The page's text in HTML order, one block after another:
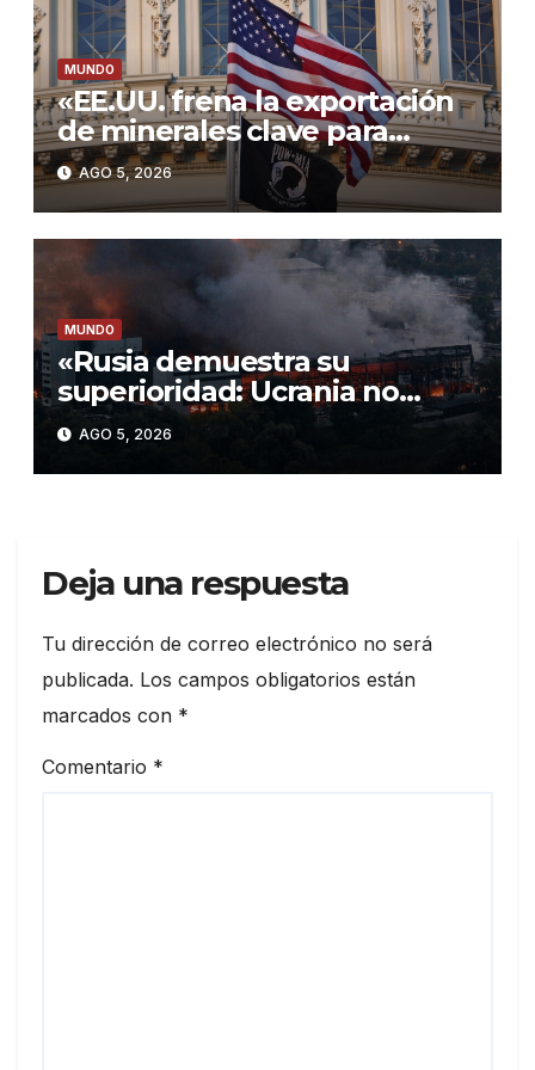
MUNDO
«EE.UU. frena la exportación
de minerales clave para
proteger su industria militar»
AGO 5, 2026
MUNDO
«Rusia demuestra su
superioridad: Ucrania no
interceptó ningún misil en el
último ataque masivo»
AGO 5, 2026
Deja una respuesta
Tu dirección de correo electrónico no será
publicada. Los campos obligatorios están
marcados con *
Comentario *